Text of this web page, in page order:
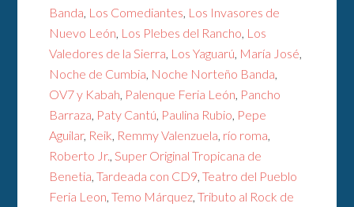
Banda, Los Comediantes, Los Invasores de
Nuevo León, Los Plebes del Rancho, Los
Valedores de la Sierra, Los Yaguarú, María José,
Noche de Cumbia, Noche Norteño Banda,
OV7 y Kabah, Palenque Feria León, Pancho
Barraza, Paty Cantú, Paulina Rubio, Pepe
Aguilar, Reik, Remmy Valenzuela, río roma,
Roberto Jr.,Super Original Tropicana de
Benetia,Tardeada con CD9,Teatro del Pueblo
Feria Leon,Temo Márquez,Tributo al Rock de